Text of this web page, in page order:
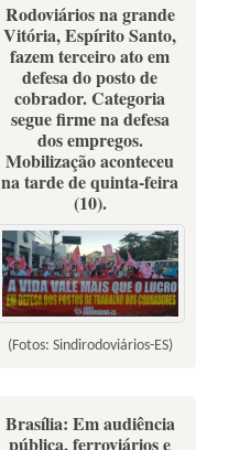
Rodoviários na grande
Vitória, Espírito Santo,
fazem terceiro ato em
defesa do posto de
cobrador. Categoria
segue firme na defesa
dos empregos.
Mobilização aconteceu
na tarde de quinta-feira
(10).
(Fotos: Sindirodoviários-ES)
Brasília: Em audiência
pública, ferroviários e